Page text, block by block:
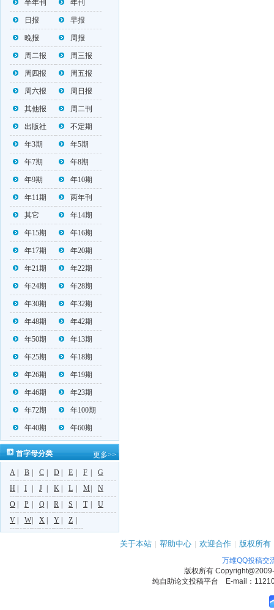
半年刊 年刊
日报 早报
晚报 周报
周二报 周三报
周四报 周五报
周六报 周日报
其他报 周二刊
出版社 不定期
年3期 年5期
年7期 年8期
年9期 年10期
年11期 两年刊
其它 年14期
年15期 年16期
年17期 年20期
年21期 年22期
年24期 年28期
年30期 年32期
年48期 年42期
年50期 年13期
年25期 年18期
年26期 年19期
年46期 年23期
年72期 年100期
年40期 年60期
首字母分类 更多>>
A B C D E F
G
H
I J K L M
N
O
P Q R S T
U
V
W X Y Z
关于本站 | 帮助中心 | 欢迎合作 | 版权所有
万维QQ投稿交
版权所有
纯自助论文投稿平台 E-mail：